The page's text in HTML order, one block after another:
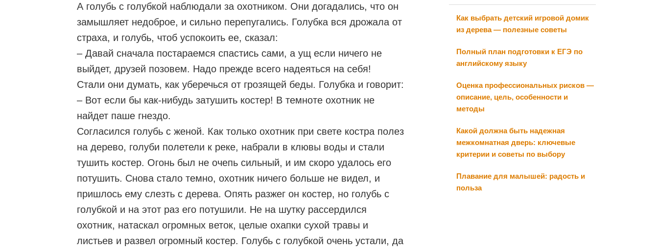
А голубь с голубкой наблюдали за охотником. Они догадались, что он
замышляет недоброе, и сильно перепугались. Голубка вся дрожала от
страха, и голубь, чтоб успокоить ее, сказал:
– Давай сначала постараемся спастись сами, а ущ если ничего не
выйдет, друзей позовем. Надо прежде всего надеяться на себя!
Стали они думать, как уберечься от грозящей беды. Голубка и говорит:
– Вот если бы как-нибудь затушить костер! В темноте охотник не
найдет паше гнездо.
Согласился голубь с женой. Как только охотник при свете костра полез
на дерево, голуби полетели к реке, набрали в клювы воды и стали
тушить костер. Огонь был не очепь сильный, и им скоро удалось его
потушить. Снова стало темно, охотник ничего больше не видел, и
пришлось ему слезть с дерева. Опять разжег он костер, но голубь с
голубкой и на этот раз его потушили. Не на шутку рассердился
охотник, натаскал огромных веток, целые охапки сухой травы и
листьев и развел огромный костер. Голубь с голубкой очень устали, да
Как выбрать детский игровой домик
из дерева — полезные советы
Полный план подготовки к ЕГЭ по
английскому языку
Оценка профессиональных рисков —
описание, цель, особенности и
методы
Какой должна быть надежная
межкомнатная дверь: ключевые
критерии и советы по выбору
Плавание для малышей: радость и
польза